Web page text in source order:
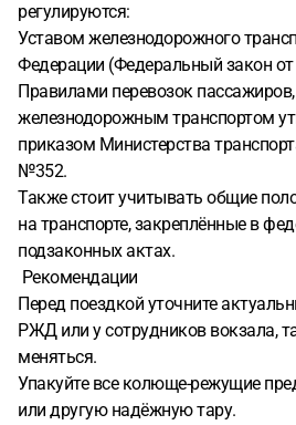
регулируются:
Уставом железнодорожного
Федерации (Федеральный закон
Правилами перевозок
железнодорожным транспортом
приказом Министерства
№352.
Также стоит учитывать общие
на транспорте, закреплённые в
подзаконных актах.
Рекомендации
Перед поездкой уточните
РЖД или у сотрудников вокзала,
меняться.
Упакуйте все колюще-режущие
или другую надёжную тару.